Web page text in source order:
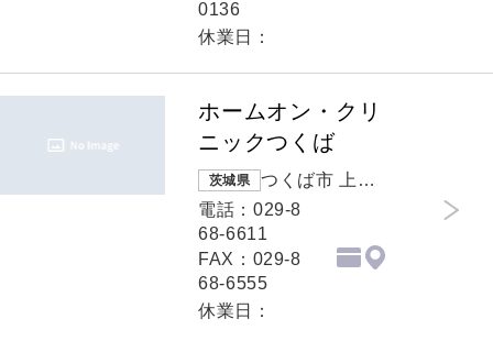
0136
休業日：
ホームオン・クリ
ニックつくば
茨城県
つくば市 上横
場423-6
電話：029-8
68-6611
FAX：029-8
68-6555
休業日：